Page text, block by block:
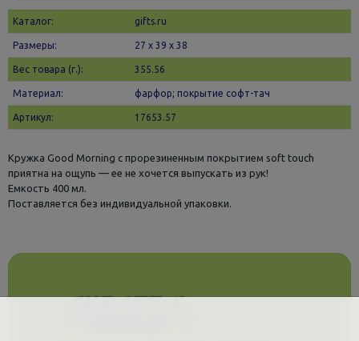
Каталог: gifts.ru
Размеры: 27 х 39 x 38
Вес товара (г.): 355.56
Материал: фарфор; покрытие софт-тач
Артикул: 17653.57
Кружка Good Morning с прорезиненным покрытием soft touch
приятна на ощупь — ее не хочется выпускать из рук!
Емкость 400 мл.
Поставляется без индивидуальной упаковки.